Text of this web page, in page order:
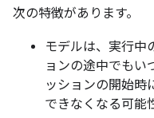
次の特徴があります。
モデルは、実行中
ョンの途中でもい
ッションの開始時
できなくなる可能